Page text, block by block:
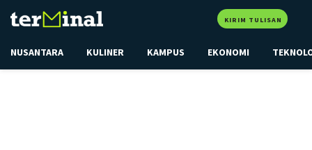
KIRIM TULISAN
NUSANTARA KULINER KAMPUS EKONOMI